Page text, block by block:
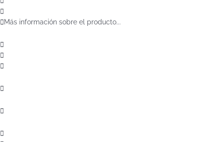
Más información sobre el producto...